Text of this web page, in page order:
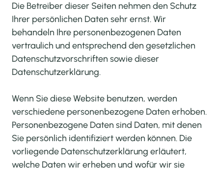
Die Betreiber dieser Seiten nehmen den Schutz
Ihrer persönlichen Daten sehr ernst. Wir
behandeln Ihre personenbezogenen Daten
vertraulich und entsprechend den gesetzlichen
Datenschutzvorschriften sowie dieser
Datenschutzerklärung.
Wenn Sie diese Website benutzen, werden
verschiedene personenbezogene Daten erhoben.
Personenbezogene Daten sind Daten, mit denen
Sie persönlich identifiziert werden können. Die
vorliegende Datenschutzerklärung erläutert,
welche Daten wir erheben und wofür wir sie